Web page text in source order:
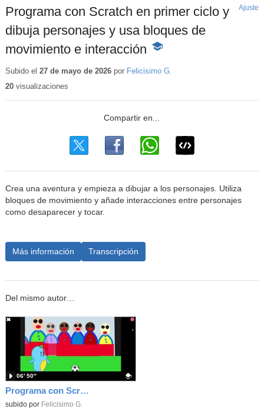
Programa con Scratch en primer ciclo y
dibuja personajes y usa bloques de
movimiento e interacción
-
educativo
Ajuste
Subido el 27 de mayo de 2026por Felicisimo G.
20visualizaciones
Crea una aventura y empieza a dibujar a los personajes. Utiliza
bloques de movimiento y añade interacciones entre personajes
como desaparecer y tocar.
Más información Transcripción
Del mismo autor…
Programa con Scratch unas gradas para que produzca el efecto de desplazamiento.
Contenido educativo.
subido por Felicisimo G.
06′ 50″